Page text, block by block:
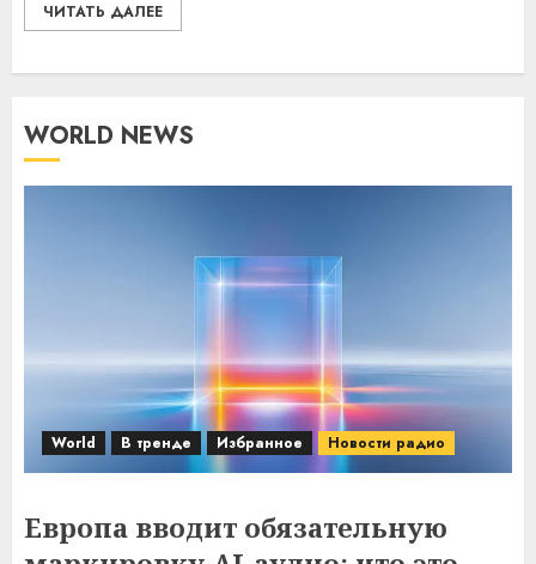
ЧИТАТЬ ДАЛЕЕ
WORLD NEWS
World В тренде Избранное Новости радио
Европа вводит обязательную